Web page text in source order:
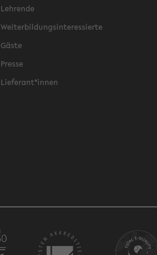
Lehrende
Weiterbildungsinteressierte
Gäste
Presse
Lieferant*innen